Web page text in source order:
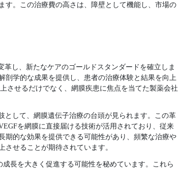
す。この治療費の高さは、障壁として機能し、市場の
し、新たなケアのゴールドスタンダードを確立しま
剖学的な成果を提供し、患者の治療体験と結果を向上
させるだけでなく、網膜疾患に焦点を当てた製薬会社
して、網膜遺伝子治療の台頭が見られます。この革
を網膜に直接届ける技術が活用されており、従来
期的な効果を提供できる可能性があり、頻繁な治療や
せることが期待されています。
長を大きく促進する可能性を秘めています。これら